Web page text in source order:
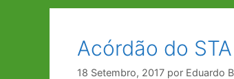
Acórdão do
18 Setembro, 2017 por Eduardo